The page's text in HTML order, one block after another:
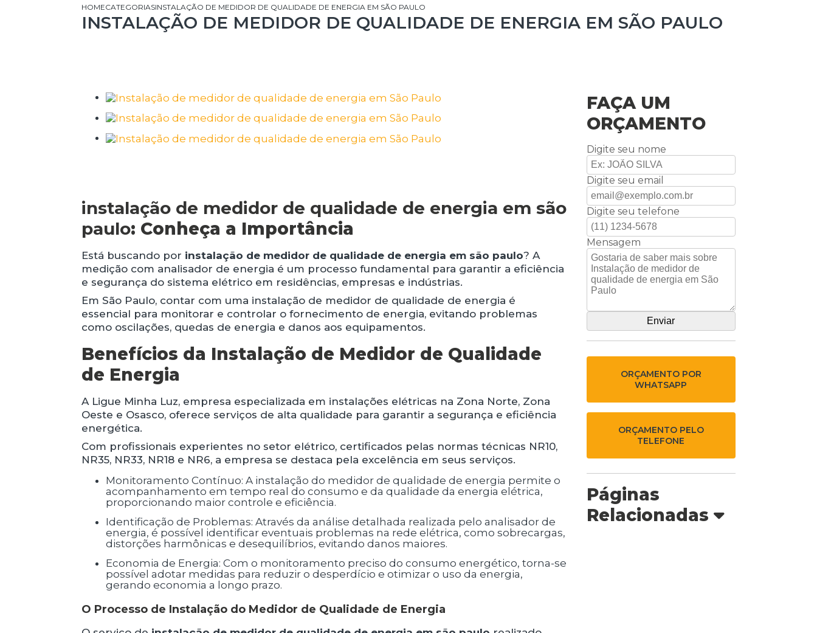
HOMECATEGORIASINSTALAÇÃO DE MEDIDOR DE QUALIDADE DE ENERGIA EM SÃO PAULO
INSTALAÇÃO DE MEDIDOR DE QUALIDADE DE ENERGIA EM SÃO PAULO
instalação de medidor de qualidade de energia em são
paulo: Conheça a Importância
Está buscando por instalação de medidor de qualidade de energia em são paulo? A
medição com analisador de energia é um processo fundamental para garantir a eficiência
e segurança do sistema elétrico em residências, empresas e indústrias.
Em São Paulo, contar com uma instalação de medidor de qualidade de energia é
essencial para monitorar e controlar o fornecimento de energia, evitando problemas
como oscilações, quedas de energia e danos aos equipamentos.
Benefícios da Instalação de Medidor de Qualidade
de Energia
A Ligue Minha Luz, empresa especializada em instalações elétricas na Zona Norte, Zona
Oeste e Osasco, oferece serviços de alta qualidade para garantir a segurança e eficiência
energética.
Com profissionais experientes no setor elétrico, certificados pelas normas técnicas NR10,
NR35, NR33, NR18 e NR6, a empresa se destaca pela excelência em seus serviços.
Monitoramento Contínuo: A instalação do medidor de qualidade de energia permite o
acompanhamento em tempo real do consumo e da qualidade da energia elétrica,
proporcionando maior controle e eficiência.
Identificação de Problemas: Através da análise detalhada realizada pelo analisador de
energia, é possível identificar eventuais problemas na rede elétrica, como sobrecargas,
distorções harmônicas e desequilíbrios, evitando danos maiores.
Economia de Energia: Com o monitoramento preciso do consumo energético, torna-se
possível adotar medidas para reduzir o desperdício e otimizar o uso da energia,
gerando economia a longo prazo.
O Processo de Instalação do Medidor de Qualidade de Energia
FAÇA UM
ORÇAMENTO
Digite seu nome
Digite seu email
Digite seu telefone
Mensagem
ORÇAMENTO POR
WHATSAPP
ORÇAMENTO PELO
TELEFONE
Páginas
Relacionadas